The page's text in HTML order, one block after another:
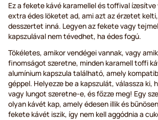
Ez a fekete kávé karamellel és toffival
extra édes löketet ad, ami azt az érzetet
desszertet inná. Legyen az fekete vagy
kapszulával nem tévedhet, ha édes fogú.
Tökéletes, amikor vendégei vannak, vagy
finomságot szeretne, minden karamell toffi
alumínium kapszula található, amely
géppel. Helyezze be a kapszulát, válassza ki,
vagy lungot szeretne-e, és főzze meg! Egy
olyan kávét kap, amely édesen illik és
fekete kávét iszik, így nem kell aggódnia a